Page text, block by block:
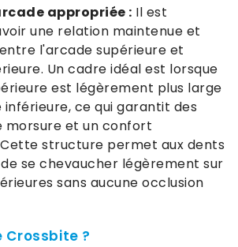
appropriée : Il est
une relation maintenue et
l'arcade supérieure et
Un cadre idéal est lorsque
est légèrement plus large
ce qui garantit des
morsure et un confort
structure permet aux dents
se chevaucher légèrement sur
sans aucune occlusion
?